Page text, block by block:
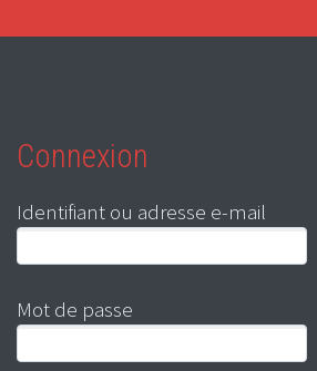
Connexion
Identifiant ou adresse e-mail
Mot de passe